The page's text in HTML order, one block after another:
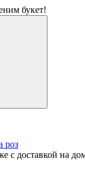
букет!
роз
с доставкой на